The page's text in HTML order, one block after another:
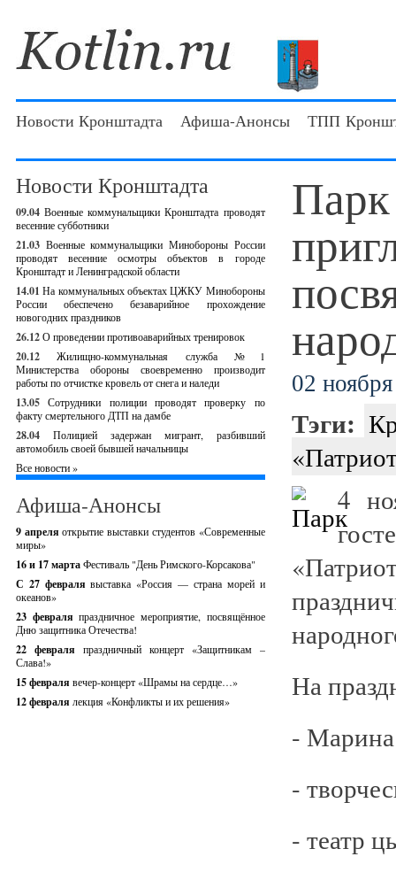
Новости Кронштадта Афиша-Анонсы ТПП
Новости Кронштадта
09.04 Военные коммунальщики Кронштадта проводят
весенние субботники
21.03 Военные коммунальщики Минобороны России
проводят весенние осмотры объектов в городе
Кронштадт и Ленинградской области
14.01 На коммунальных объектах ЦЖКУ Минобороны
России обеспечено безаварийное прохождение
новогодних праздников
26.12О проведении противоаварийных тренировок
20.12
Жилищно-коммунальная служба №1
Министерства обороны своевременно производит
работы по отчистке кровель от снега и наледи
13.05 Сотрудники полиции проводят проверку по
факту смертельного ДТП на дамбе
28.04
Полицией задержан мигрант, разбивший
автомобиль своей бывшей начальницы
Все новости »
Афиша-Анонсы
9 апреляоткрытие выставки студентов «Современные
миры»
16 и 17 мартаФестиваль "День Римского-Корсакова"
С 27 февралявыставка «Россия — страна морей и
океанов»
23 февраляпраздничное мероприятие, посвящённое
Дню защитника Отечества!
22 февраля праздничный концерт «Защитникам –
Слава!»
15 февраля вечер-концерт «Шрамы на сердце…»
12 февраля лекция «Конфликты и их решения»
02
Тэги:
4
На
-
-
- театр